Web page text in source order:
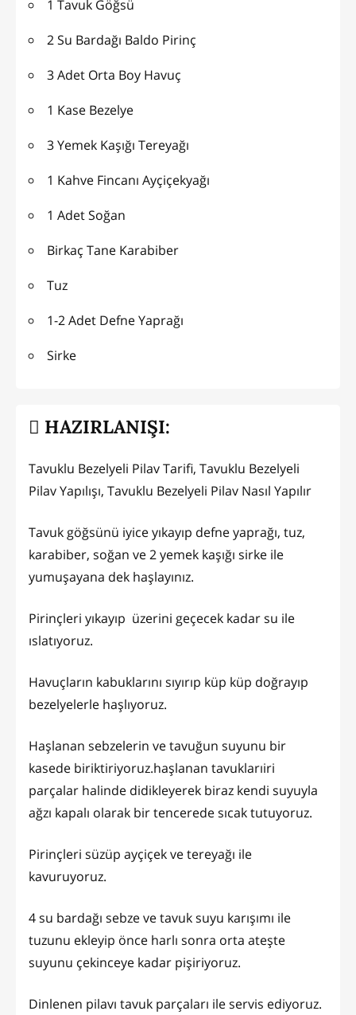
1 Tavuk Göğsü
2 Su Bardağı Baldo Pirinç
3 Adet Orta Boy Havuç
1 Kase Bezelye
3 Yemek Kaşığı Tereyağı
1 Kahve Fincanı Ayçiçekyağı
1 Adet Soğan
Birkaç Tane Karabiber
Tuz
1-2 Adet Defne Yaprağı
Sirke
HAZIRLANIŞI:
Tavuklu Bezelyeli Pilav Tarifi, Tavuklu Bezelyeli
Pilav Yapılışı, Tavuklu Bezelyeli Pilav Nasıl Yapılır
Tavuk göğsünü iyice yıkayıp defne yaprağı, tuz,
karabiber, soğan ve 2 yemek kaşığı sirke ile
yumuşayana dek haşlayınız.
Pirinçleri yıkayıp üzerini geçecek kadar su ile
ıslatıyoruz.
Havuçların kabuklarını sıyırıp küp küp doğrayıp
bezelyelerle haşlıyoruz.
Haşlanan sebzelerin ve tavuğun suyunu bir
kasede biriktiriyoruz.haşlanan tavuklarıiri
parçalar halinde didikleyerek biraz kendi suyuyla
ağzı kapalı olarak bir tencerede sıcak tutuyoruz.
Pirinçleri süzüp ayçiçek ve tereyağı ile
kavuruyoruz.
4 su bardağı sebze ve tavuk suyu karışımı ile
tuzunu ekleyip önce harlı sonra orta ateşte
suyunu çekinceye kadar pişiriyoruz.
Dinlenen pilavı tavuk parçaları ile servis ediyoruz.